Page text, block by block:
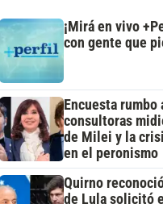
¡Mirá en vivo
con gente que
Encuesta rumbo
consultoras
de Milei y la
en el peronismo
Quirno
de Lula solicitó